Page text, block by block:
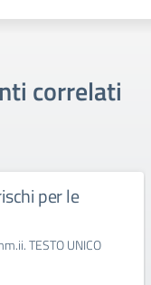
correlati
per le
TESTO UNICO